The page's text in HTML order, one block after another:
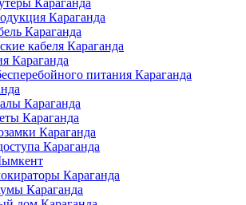
Караганда
Караганда
кабеля Караганда
Караганда
питания Караганда
Караганда
Караганда
Караганда
Караганда
Караганда
Караганда